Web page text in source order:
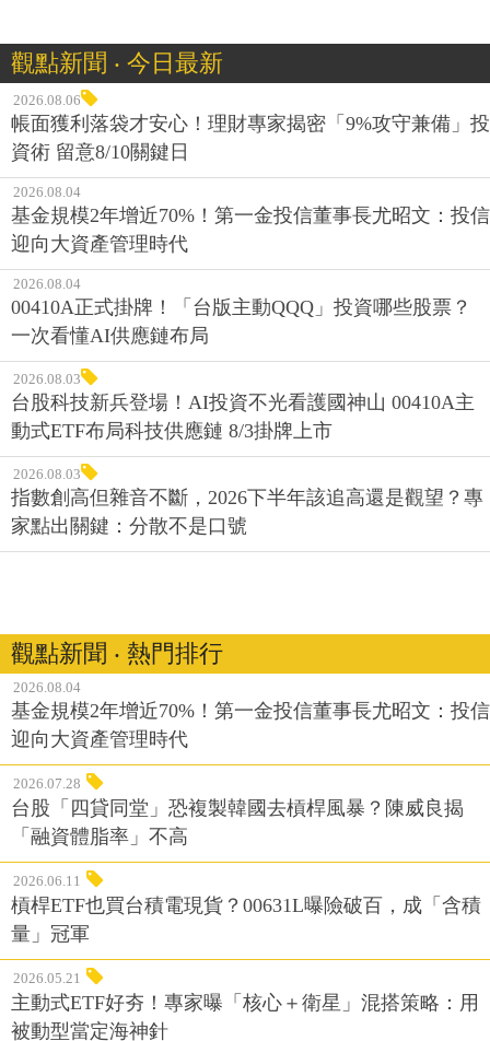
觀點新聞 ‧ 今日最新
2026.08.06
帳面獲利落袋才安心！理財專家揭密「9%攻守兼備」投
資術 留意8/10關鍵日
2026.08.04
基金規模2年增近70%！第一金投信董事長尤昭文：投信
迎向大資產管理時代
2026.08.04
00410A正式掛牌！「台版主動QQQ」投資哪些股票？
一次看懂AI供應鏈布局
2026.08.03
台股科技新兵登場！AI投資不光看護國神山 00410A主
動式ETF布局科技供應鏈 8/3掛牌上市
2026.08.03
指數創高但雜音不斷，2026下半年該追高還是觀望？專
家點出關鍵：分散不是口號
觀點新聞 ‧ 熱門排行
2026.08.04
基金規模2年增近70%！第一金投信董事長尤昭文：投信
迎向大資產管理時代
2026.07.28
台股「四貸同堂」恐複製韓國去槓桿風暴？陳威良揭
「融資體脂率」不高
2026.06.11
槓桿ETF也買台積電現貨？00631L曝險破百，成「含積
量」冠軍
2026.05.21
主動式ETF好夯！專家曝「核心＋衛星」混搭策略：用
被動型當定海神針